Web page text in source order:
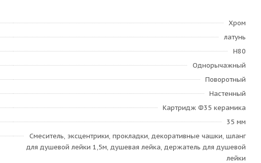
Хром
латунь
H80
Однорычажный
Поворотный
Настенный
Картридж Ф35 керамика
35 мм
Смеситель, эксцентрики, прокладки, декоративные чашки, шланг
для душевой лейки 1,5м, душевая лейка, держатель для душевой
лейки